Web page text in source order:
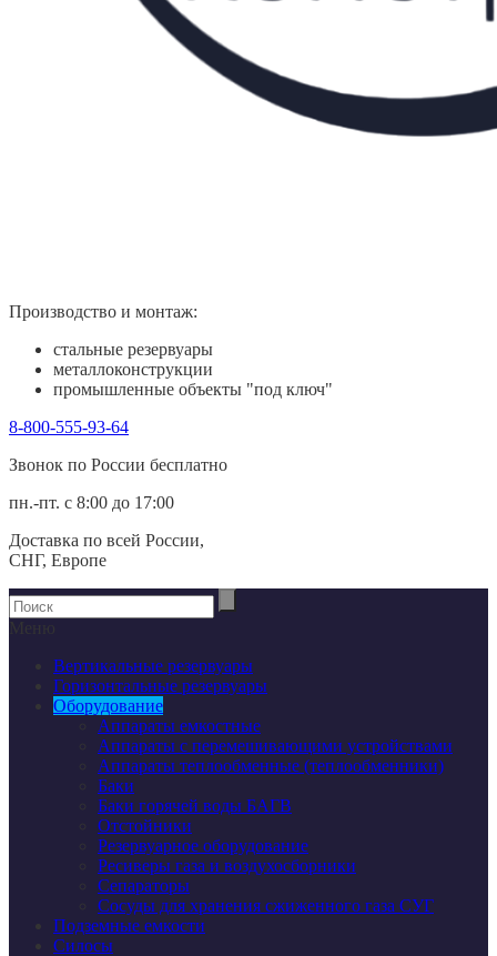
Производство и монтаж:
стальные резервуары
металлоконструкции
промышленные объекты "под ключ"
8-800-555-93-64
Звонок по России беcплатно
пн.-пт. с 8:00 до 17:00
Доставка по всей России,
СНГ, Европе
Вертикальные резервуары
Горизонтальные резервуары
Оборудование
Аппараты емкостные
Аппараты с перемешивающими устройствами
Аппараты теплообменные (теплообменники)
Баки
Баки горячей воды БАГВ
Отстойники
Резервуарное оборудование
Ресиверы газа и воздухосборники
Сепараторы
Сосуды для хранения сжиженного газа СУГ
Подземные емкости
Силосы